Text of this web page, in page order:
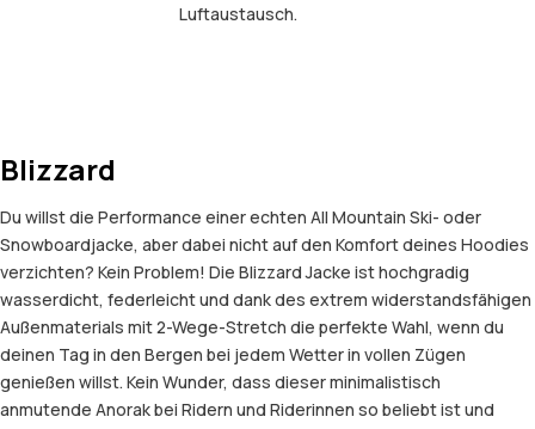
Luftaustausch.
Blizzard
Du willst die Performance einer echten All Mountain Ski- oder
Snowboardjacke, aber dabei nicht auf den Komfort deines Hoodies
verzichten? Kein Problem! Die Blizzard Jacke ist hochgradig
wasserdicht, federleicht und dank des extrem widerstandsfähigen
Außenmaterials mit 2-Wege-Stretch die perfekte Wahl, wenn du
deinen Tag in den Bergen bei jedem Wetter in vollen Zügen
genießen willst. Kein Wunder, dass dieser minimalistisch
anmutende Anorak bei Ridern und Riderinnen so beliebt ist und